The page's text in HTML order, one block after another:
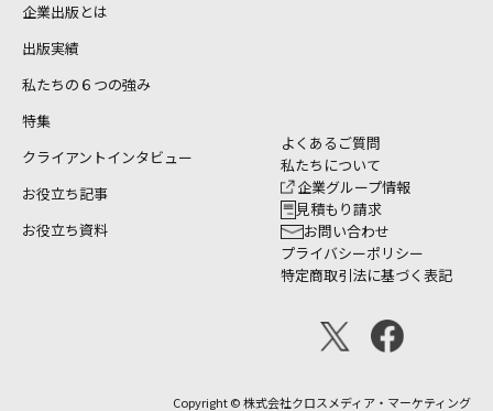
企業出版とは
出版実績
私たちの６つの強み
特集
クライアントインタビュー
お役立ち記事
お役立ち資料
よくあるご質問
私たちについて
企業グループ情報
見積もり請求
お問い合わせ
プライバシーポリシー
特定商取引法に基づく表記
Copyright © 株式会社クロスメディア・マーケティング